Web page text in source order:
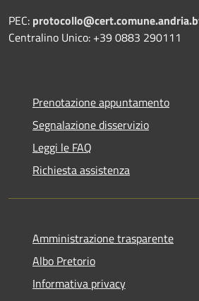
PEC:
Centralino Unico: +39 0883 290111
Prenotazione appuntamento
Segnalazione disservizio
Leggi le FAQ
Richiesta assistenza
Amministrazione trasparente
Albo Pretorio
Informativa privacy